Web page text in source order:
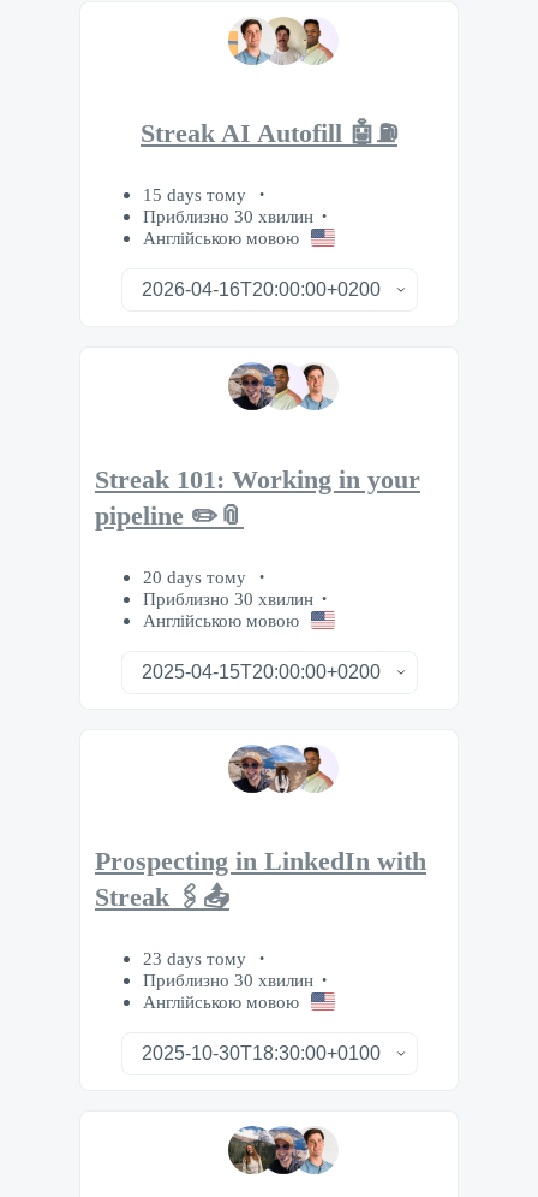
Streak AI Autofill 🤖⛽️
15 days тому
Приблизно 30 хвилин
Англійською мовою
Streak 101: Working in your
pipeline ✏️📎
20 days тому
Приблизно 30 хвилин
Англійською мовою
Prospecting in LinkedIn with
Streak 🖇️📤
23 days тому
Приблизно 30 хвилин
Англійською мовою